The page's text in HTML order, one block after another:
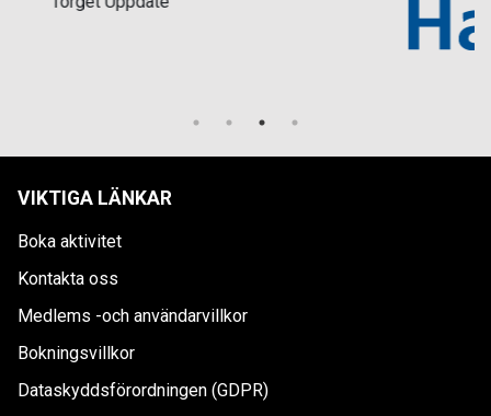
VIKTIGA LÄNKAR
Boka aktivitet
Kontakta oss
Medlems -och användarvillkor
Bokningsvillkor
Dataskyddsförordningen (GDPR)